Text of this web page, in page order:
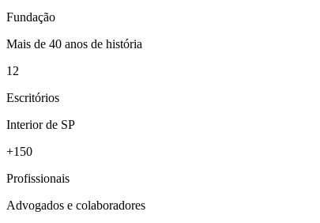
Fundação
Mais de 40 anos de história
12
Escritórios
Interior de SP
+150
Profissionais
Advogados e colaboradores